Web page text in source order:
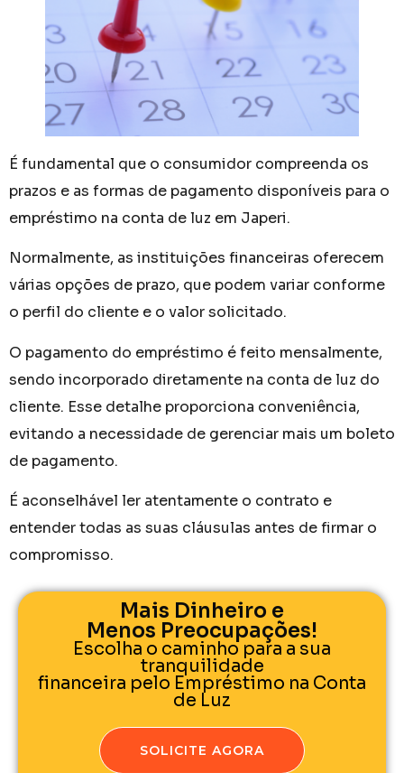
É fundamental que o consumidor compreenda os
prazos e as formas de pagamento disponíveis para o
empréstimo na conta de luz em Japeri.
Normalmente, as instituições financeiras oferecem
várias opções de prazo, que podem variar conforme
o perfil do cliente e o valor solicitado.
O pagamento do empréstimo é feito mensalmente,
sendo incorporado diretamente na conta de luz do
cliente. Esse detalhe proporciona conveniência,
evitando a necessidade de gerenciar mais um boleto
de pagamento.
É aconselhável ler atentamente o contrato e
entender todas as suas cláusulas antes de firmar o
compromisso.
Mais Dinheiro e
Menos Preocupações!
Escolha o caminho para a sua
tranquilidade
financeira pelo Empréstimo na Conta
de Luz
SOLICITE AGORA